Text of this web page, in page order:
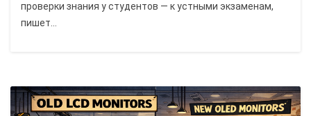
проверки знания у студентов — к устными экзаменам,
пишет...